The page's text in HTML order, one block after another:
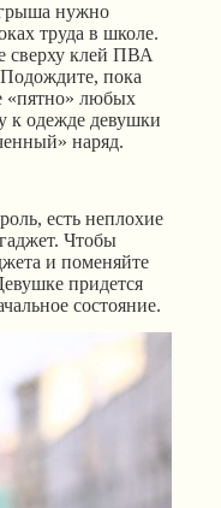
нужно
труда в школе.
сверху клей ПВА
пока
«пятно» любых
к одежде девушки
наряд.
есть неплохие
Чтобы
и поменяйте
придется
состояние.